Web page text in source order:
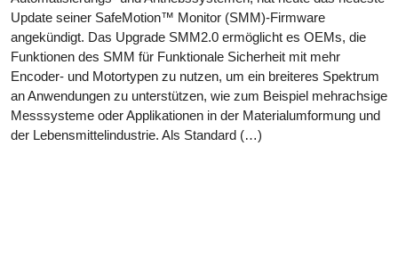
Update seiner SafeMotion™ Monitor (SMM)-Firmware
angekündigt. Das Upgrade SMM2.0 ermöglicht es OEMs, die
Funktionen des SMM für Funktionale Sicherheit mit mehr
Encoder- und Motortypen zu nutzen, um ein breiteres Spektrum
an Anwendungen zu unterstützen, wie zum Beispiel mehrachsige
Messsysteme oder Applikationen in der Materialumformung und
der Lebensmittelindustrie. Als Standard (…)